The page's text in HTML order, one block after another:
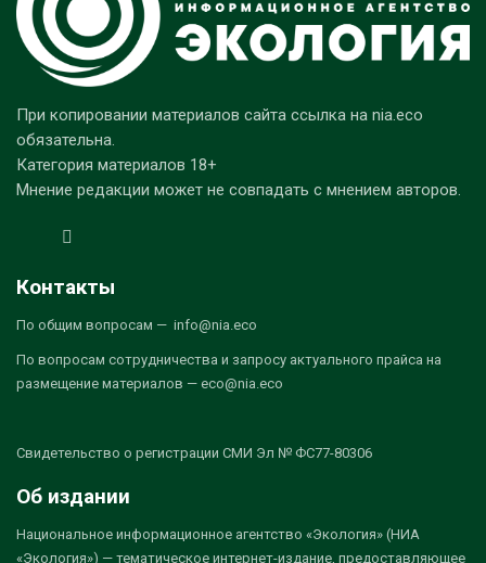
При копировании материалов сайта ссылка на nia.eco
обязательна.
Категория материалов 18+
Мнение редакции может не совпадать с мнением авторов.
Контакты
По общим вопросам — info@nia.eco
По вопросам сотрудничества и запросу актуального прайса на
размещение материалов — eco@nia.eco
Свидетельство о регистрации СМИ Эл № ФС77-80306
Об издании
Национальное информационное агентство «Экология» (НИА
«Экология») — тематическое интернет-издание, предоставляющее